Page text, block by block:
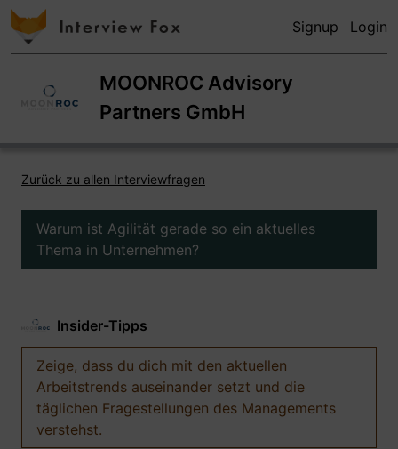
Signup Login
MOONROC Advisory
Partners GmbH
Zurück zu allen Interviewfragen
Warum ist Agilität gerade so ein aktuelles
Thema in Unternehmen?
Insider-Tipps
Zeige, dass du dich mit den aktuellen
Arbeitstrends auseinander setzt und die
täglichen Fragestellungen des Managements
verstehst.